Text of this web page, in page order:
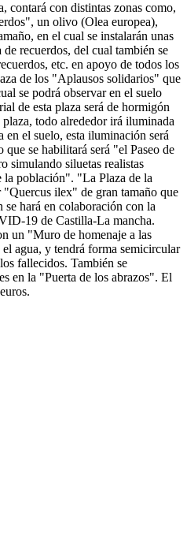
contará con distintas zonas como,
un olivo (Olea europea),
en el cual se instalarán unas
recuerdos, del cual también se
etc. en apoyo de todos los
de los "Aplausos solidarios" que
se podrá observar en el suelo
de esta plaza será de hormigón
todo alrededor irá iluminada
el suelo, esta iluminación será
se habilitará será "el Paseo de
simulando siluetas realistas
la población". "La Plaza de la
ilex" de gran tamaño que
se hará en colaboración con la
19 de Castilla-La mancha.
un "Muro de homenaje a las
agua, y tendrá forma semicircular
fallecidos. También se
en la "Puerta de los abrazos". El